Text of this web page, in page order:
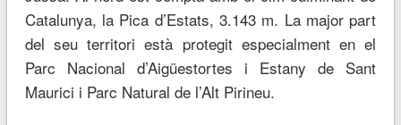
Catalunya, la Pica d’Estats, 3.143 m. La major part
del seu territori està protegit especialment en el
Parc Nacional d’Aigüestortes i Estany de Sant
Maurici i Parc Natural de l’Alt Pirineu.